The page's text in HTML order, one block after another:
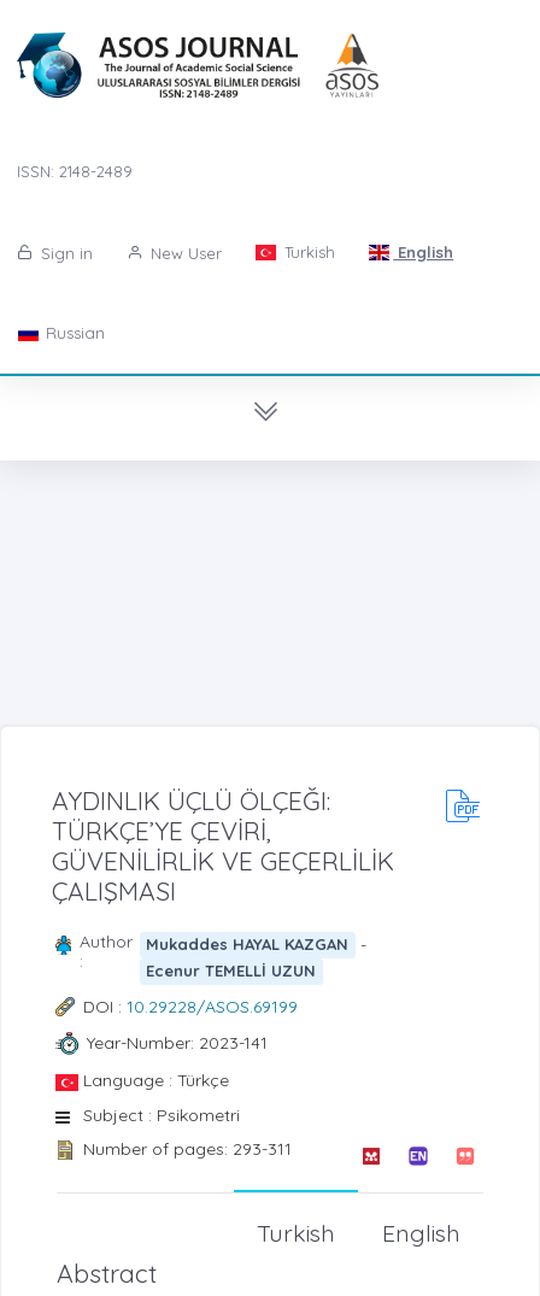
ISSN: 2148-2489
Sign in New User Turkish English
Russian
AYDINLIK ÜÇLÜ ÖLÇEĞI:
TÜRKÇE’YE ÇEVİRİ,
GÜVENİLİRLİK VE GEÇERLİLİK
ÇALIŞMASI
Author
:
Mukaddes HAYAL KAZGAN -
Ecenur TEMELLİ UZUN
DOI : 10.29228/ASOS.69199
Year-Number: 2023-141
Language : Türkçe
Subject : Psikometri
Number of pages: 293-311
English
Turkish
Abstract